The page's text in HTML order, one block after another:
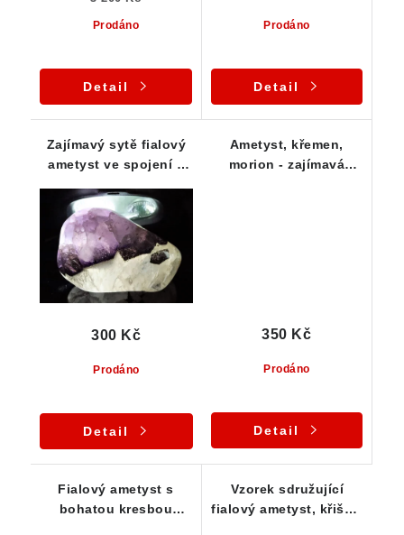
Prodáno
Detail
Prodáno
Detail
Zajímavý sytě fialový
ametyst ve spojení s
valounek
Prodáno
300 Kč
Detail
Ametyst, křemen,
morion - zajímavá
Prodáno
350 Kč
Detail
Fialový ametyst s
bohatou kresbou
Vzorek sdružující
fialový ametyst, křišťál